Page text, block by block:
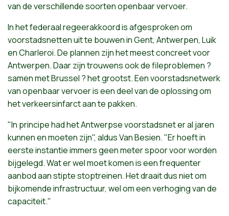
van deverschillendesoortenopenbaarvervoer.
Inhetfederaalregeerakkoordisafgesprokenom
voorstadsnettenuitte bouwenin Gent, Antwerpen, Luik
enCharleroi. De plannen zijnhetmeestconcreetvoor
Antwerpen.Daarzijntrouwensookdefileproblemen ?
samenmetBrussel ?hetgrootst.Eenvoorstadsnetwerk
vanopenbaarvervoeriseendeelvan deoplossingom
hetverkeersinfarctaante pakken.
"In principehadhetAntwerpsevoorstadsneteral jaren
kunnenenmoeten zijn", aldusVanBesien."Erhoeftin
eersteinstantieimmersgeenmeter spoorvoorworden
bijgelegd.Waterwelmoetkomeniseenfrequenter
aanbodaanstiptestoptreinen.Hetdraaitdusnietom
bijkomendeinfrastructuur, welomeenverhogingvan de
capaciteit."